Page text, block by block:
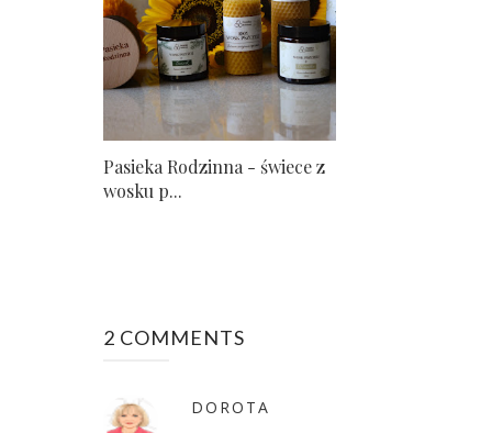
Pasieka Rodzinna - świece z
wosku p...
2 COMMENTS
DOROTA